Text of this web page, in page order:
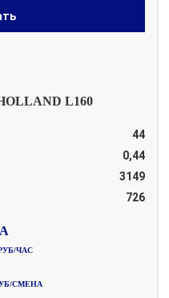
L160
44
0,44
3149
726
ЧАС
СМЕНА